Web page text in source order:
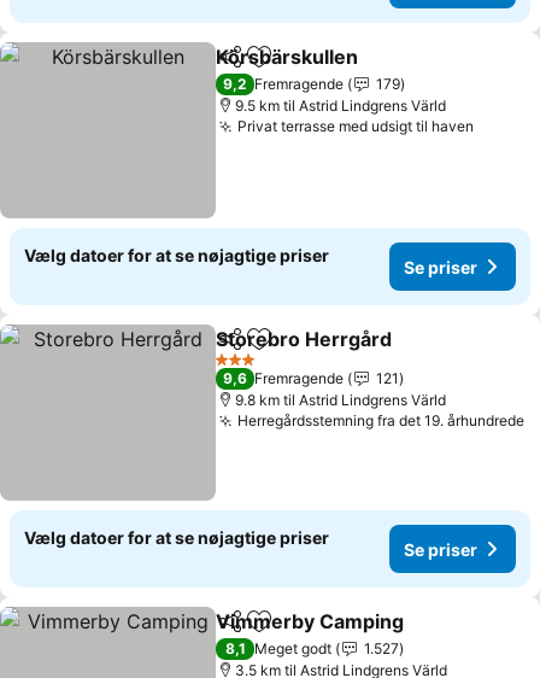
Del Føj til favoritter
Körsbärskullen
9,2 Fremragende
179
9.5 km til Astrid Lindgrens Värld
Privat terrasse med udsigt til haven
Vælg datoer for at se nøjagtige priser
Se priser
Del Føj til favoritter
Storebro Herrgård
3 Stjerner
9,6 Fremragende
121
9.8 km til Astrid Lindgrens Värld
Herregårdsstemning fra det 19. århundrede
Vælg datoer for at se nøjagtige priser
Se priser
Del Føj til favoritter
Vimmerby Camping
8,1 Meget godt
1.527
3.5 km til Astrid Lindgrens Värld